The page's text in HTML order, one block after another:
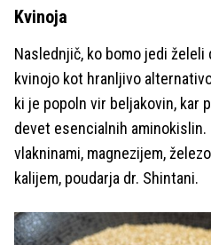
Kvinoja
Naslednjič, ko bomo jedi
kvinojo kot hranljivo
ki je popoln vir beljakovin, kar
devet esencialnih aminokislin.
vlakninami, magnezijem,
kalijem, poudarja dr. Shintani.